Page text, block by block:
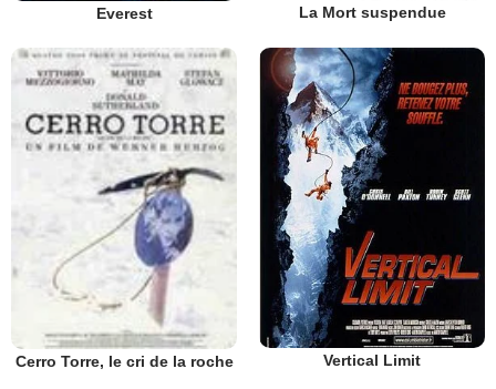
Everest La Mort suspendue
Cerro Torre, le cri de la roche Vertical Limit